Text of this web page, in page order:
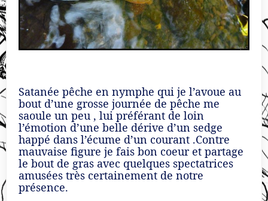
Satanée pêche en nymphe qui je l’avoue au
bout d’une grosse journée de pêche me
saoule un peu , lui préférant de loin
l’émotion d’une belle dérive d’un sedge
happé dans l’écume d’un courant .Contre
mauvaise figure je fais bon coeur et partage
le bout de gras avec quelques spectatrices
amusées très certainement de notre
présence.